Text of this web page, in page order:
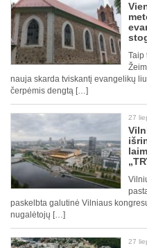
Taip
nauja skarda tviskantį evangelikų
čerpėmis dengtą […]
27
paskelbta galutinė Vilniaus
nugalėtojų […]
27